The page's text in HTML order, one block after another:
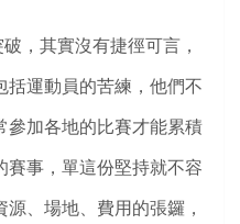
，其實沒有捷徑可言，
括運動員的苦練，他們不
參加各地的比賽才能累積
賽事，單這份堅持就不容
、場地、費用的張鑼，